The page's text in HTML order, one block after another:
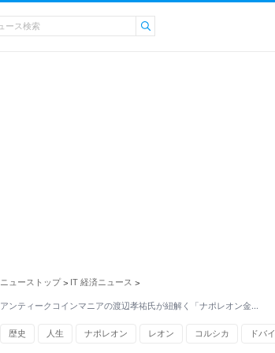
ニューストップ > IT 経済ニュース >
アンティークコインマニアの渡辺孝祐氏が紐解く「ナポレオン金…
歴史 人生 ナポレオン レオン コルシカ ドバイ